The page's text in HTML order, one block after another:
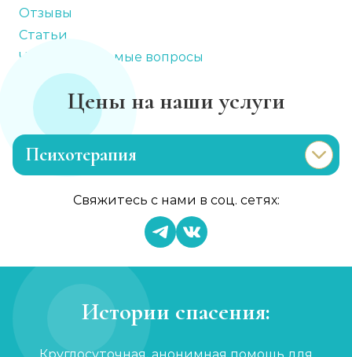
Отзывы
Статьи
Часто задаваемые вопросы
Цены на наши услуги
Психотерапия
Консультация психолога
Свяжитесь с нами в соц. сетях:
Истории спасения: